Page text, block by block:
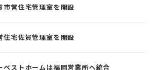
市営住宅管理室を開設
住宅佐賀管理室を開設
ベストホームは福岡営業所へ統合